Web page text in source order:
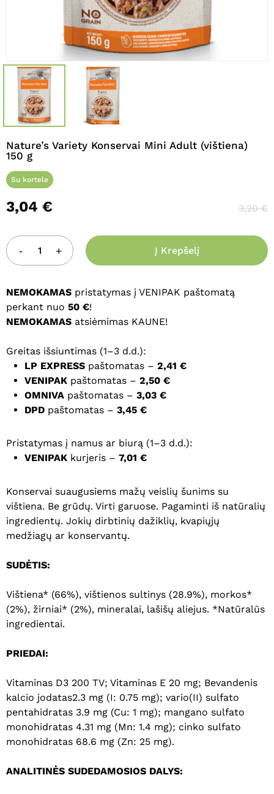
Nature’s Variety Konservai Mini Adult (vištiena)
150 g
Su kortele
3,04 € 3,20€
Į Krepšelį
NEMOKAMAS pristatymas į VENIPAK paštomatą
perkant nuo 50 €!
NEMOKAMAS atsiėmimas KAUNE!
Greitas išsiuntimas (1–3 d.d.):
LP EXPRESS paštomatas – 2,41 €
VENIPAK paštomatas – 2,50 €
OMNIVA paštomatas – 3,03 €
DPD paštomatas – 3,45 €
Pristatymas į namus ar biurą (1–3 d.d.):
VENIPAK kurjeris – 7,01 €
Konservai suaugusiems mažų veislių šunims su
vištiena. Be grūdų. Virti garuose. Pagaminti iš natūralių
ingredientų. Jokių dirbtinių dažiklių, kvapiųjų
medžiagų ar konservantų.
SUDĖTIS:
Vištiena* (66%), vištienos sultinys (28.9%), morkos*
(2%), žirniai* (2%), mineralai, lašišų aliejus. *Natūralūs
ingredientai.
PRIEDAI:
Vitaminas D3 200 TV; Vitaminas E 20 mg; Bevandenis
kalcio jodatas2.3 mg (I: 0.75 mg); vario(II) sulfato
pentahidratas 3.9 mg (Cu: 1 mg); mangano sulfato
monohidratas 4.31 mg (Mn: 1.4 mg); cinko sulfato
monohidratas 68.6 mg (Zn: 25 mg).
ANALITINĖS SUDEDAMOSIOS DALYS:
Pavadinimas*
El. paštas
išsaugoti vardą, el. pašto adresą ir